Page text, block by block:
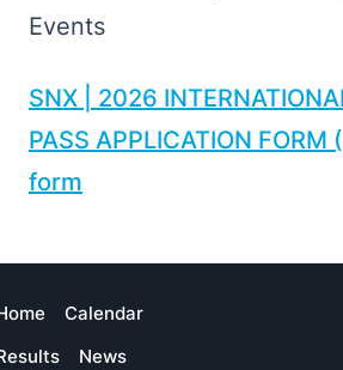
Events
SNX | 2026
PASS APPLICATION FORM
form
Calendar
News